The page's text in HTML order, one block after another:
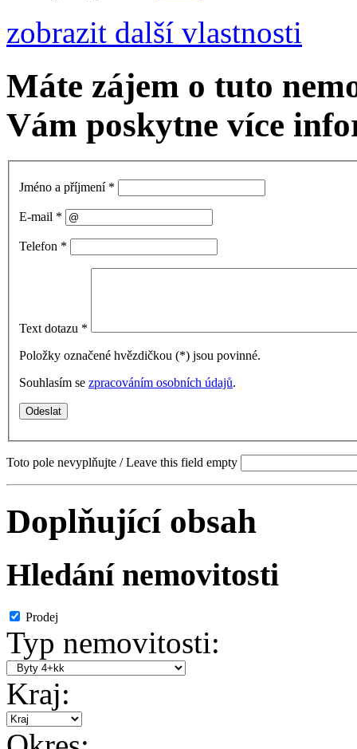
zobrazit další vlastnosti
Máte zájem o tuto
Vám poskytne více
Jméno a příjmení *
E-mail *
Telefon *
Text dotazu *
Položky označené hvězdičkou (*) jsou povinné.
Souhlasím se zpracováním osobních údajů.
Toto pole nevyplňujte / Leave this field empty
Doplňující obsah
Hledání nemovitosti
Prodej
Typ nemovitosti:
Kraj: